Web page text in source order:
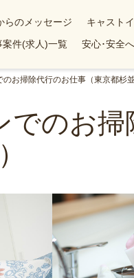
らのメッセージ
キャスト
案件(求人)一覧 安心･安全
お掃除代行のお仕事（東京都杉並
でのお掃